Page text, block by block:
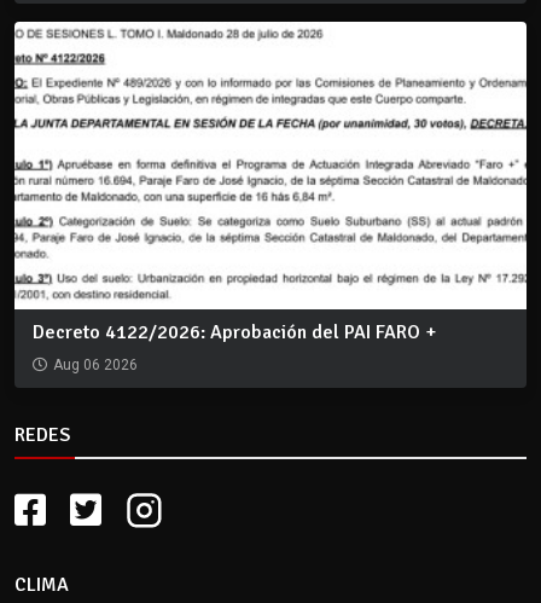
Decreto 4122/2026: Aprobación del PAI FARO +
Aug 06 2026
REDES
CLIMA